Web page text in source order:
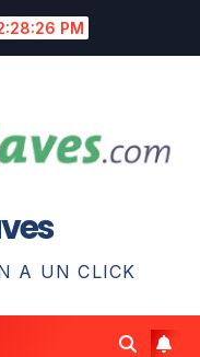
PM
A UN CLICK